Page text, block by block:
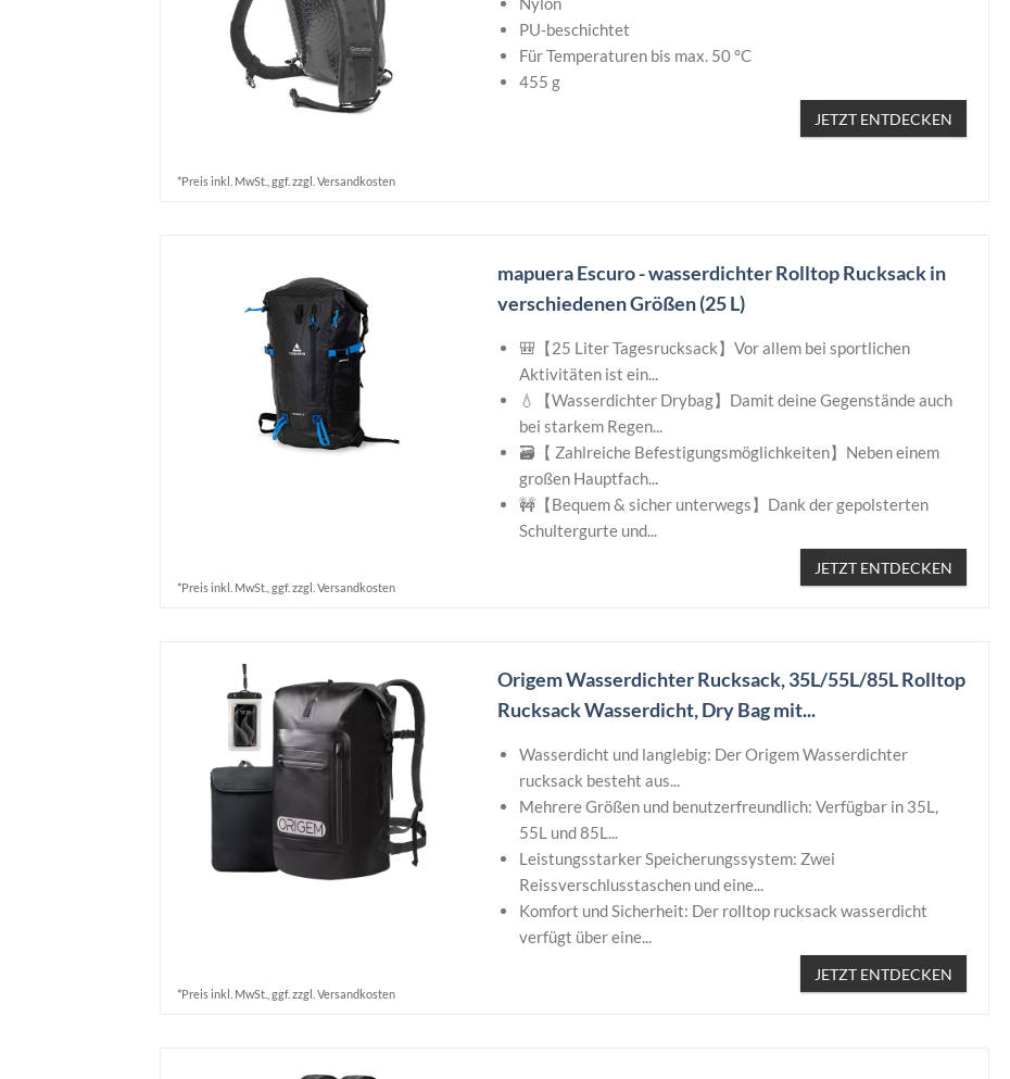
PU-beschichtet
Für Temperaturen bis max. 50 °C
455 g
JETZT ENTDECKEN
*Preis inkl. MwSt., ggf. zzgl. Versandkosten
mapuera Escuro - wasserdichter Rolltop Rucksack in
verschiedenen Größen (25 L)
🎒【25 Liter Tagesrucksack】Vor allem bei sportlichen
Aktivitäten ist ein...
💧【Wasserdichter Drybag】Damit deine Gegenstände auch
bei starkem Regen...
🗃️【 Zahlreiche Befestigungsmöglichkeiten】Neben einem
großen Hauptfach...
🚧【Bequem & sicher unterwegs】Dank der gepolsterten
Schultergurte und...
JETZT ENTDECKEN
*Preis inkl. MwSt., ggf. zzgl. Versandkosten
Origem Wasserdichter Rucksack, 35L/55L/85L Rolltop
Rucksack Wasserdicht, Dry Bag mit...
Wasserdicht und langlebig: Der Origem Wasserdichter
rucksack besteht aus...
Mehrere Größen und benutzerfreundlich: Verfügbar in 35L,
55L und 85L...
Leistungsstarker Speicherungssystem: Zwei
Reissverschlusstaschen und eine...
Komfort und Sicherheit: Der rolltop rucksack wasserdicht
verfügt über eine...
JETZT ENTDECKEN
*Preis inkl. MwSt., ggf. zzgl. Versandkosten